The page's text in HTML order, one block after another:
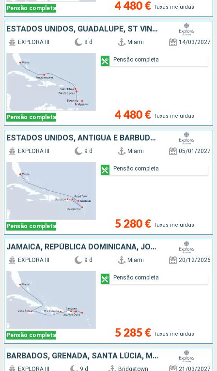
Pensão completa 4 480 € Taxas incluídas
ESTADOS UNIDOS, GUADALUPE, ST VINCENT E GRENADINES, ANTÍGUA E BARBUDA, FRANÇA, BARBADOS
Pensão completa
EXPLORA III 8 d Miami 14/03/2027
4 480 € Taxas incluídas
Pensão completa
ESTADOS UNIDOS, ANTÍGUA E BARBUDA, FRANÇA, TORTOLA, GUADALUPE, PORTO RICO
Pensão completa
EXPLORA III 9 d Miami 05/01/2027
5 280 € Taxas incluídas
Pensão completa
JAMAICA, REPÚBLICA DOMINICANA, JOST VAN DYKE, SÃO MARTINHO, ESTADOS UNIDOS, PORTO RICO
Pensão completa
EXPLORA III 9 d Miami 20/12/2026
5 285 € Taxas incluídas
Pensão completa
BARBADOS, GRENADA, SANTA LÚCIA, MARTINICA, FRANÇA, ESTADOS UNIDOS
EXPLORA III 9 d Bridgetown 21/03/2027